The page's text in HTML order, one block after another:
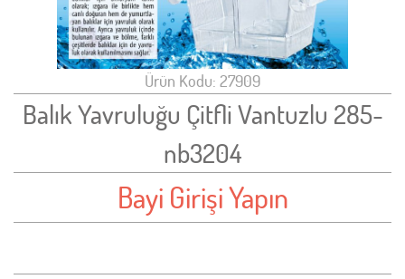
Ürün Kodu: 27909
Balık Yavruluğu Çitfli Vantuzlu 285-
nb3204
Bayi Girişi Yapın